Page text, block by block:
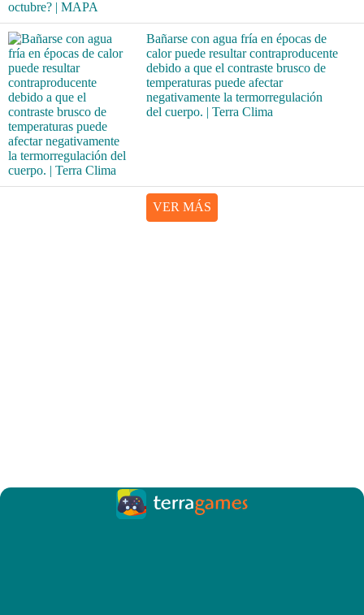
Bañarse con agua fría en épocas de
calor puede resultar contraproducente
debido a que el contraste brusco de
temperaturas puede afectar
negativamente la termorregulación
del cuerpo. | Terra Clima
VER MÁS